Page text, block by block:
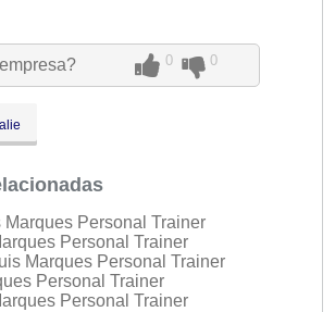
18:00
18:00
0 0
Marques Personal Trainer
Personal Trainer
Marques Personal Trainer
Personal Trainer
Personal Trainer